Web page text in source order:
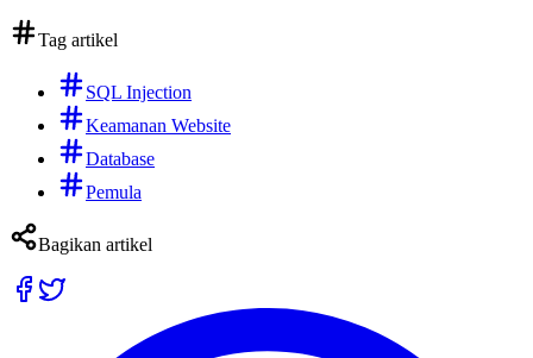
Tag artikel
SQL Injection
Keamanan Website
Database
Pemula
Bagikan artikel